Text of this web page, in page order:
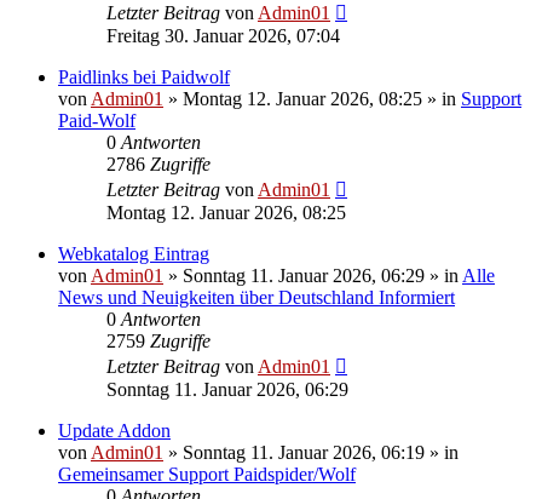
Letzter Beitrag von Admin01
Freitag 30. Januar 2026, 07:04
Paidlinks bei Paidwolf
von Admin01 » Montag 12. Januar 2026, 08:25 » in Support
Paid-Wolf
0 Antworten
2786 Zugriffe
Letzter Beitrag von Admin01
Montag 12. Januar 2026, 08:25
Webkatalog Eintrag
von Admin01 » Sonntag 11. Januar 2026, 06:29 » in Alle
News und Neuigkeiten über Deutschland Informiert
0 Antworten
2759 Zugriffe
Letzter Beitrag von Admin01
Sonntag 11. Januar 2026, 06:29
Update Addon
von Admin01 » Sonntag 11. Januar 2026, 06:19 » in
Gemeinsamer Support Paidspider/Wolf